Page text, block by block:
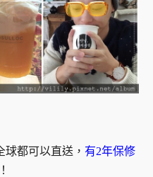
球都可以直送， 有2年保修